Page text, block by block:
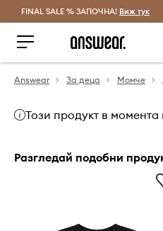
Спестявай с
FINAL SALE % ЗАПОЧНА! Виж тук
Answear За деца Момче
Този продукт в момента
Разгледай подобни